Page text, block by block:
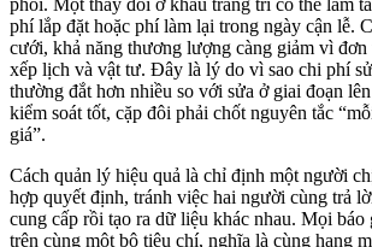
phí lắp đặt hoặc phí làm lại trong ngày cận lễ.
cưới, khả năng thương lượng càng giảm vì đơn
xếp lịch và vật tư. Đây là lý do vì sao chi phí
thường đắt hơn nhiều so với sửa ở giai đoạn
kiểm soát tốt, cặp đôi phải chốt nguyên tắc
giá”.
Cách quản lý hiệu quả là chỉ định một người
hợp quyết định, tránh việc hai người cùng trả
cung cấp rồi tạo ra dữ liệu khác nhau. Mọi báo
trên cùng một bộ tiêu chí, nghĩa là cùng hạng